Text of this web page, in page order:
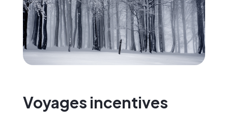
Voyages incentives